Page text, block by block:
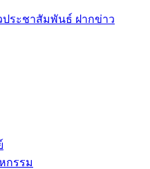
วประชาสัมพันธ์ ฝากข่าว
กรรม